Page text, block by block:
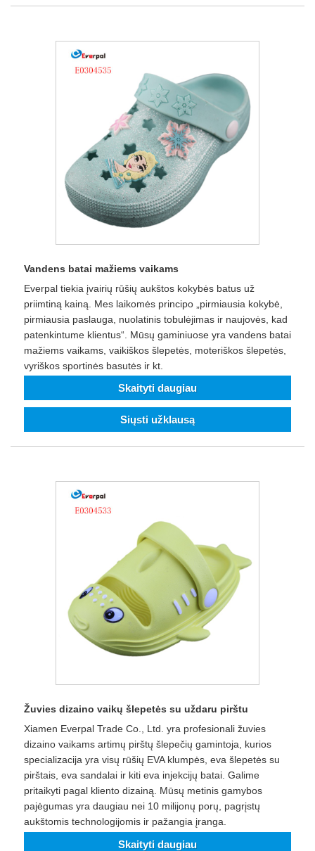
Vandens batai mažiems vaikams
Everpal tiekia įvairių rūšių aukštos kokybės batus už
priimtiną kainą. Mes laikomės principo „pirmiausia kokybė,
pirmiausia paslauga, nuolatinis tobulėjimas ir naujovės, kad
patenkintume klientus“. Mūsų gaminiuose yra vandens batai
mažiems vaikams, vaikiškos šlepetės, moteriškos šlepetės,
vyriškos sportinės basutės ir kt.
Skaityti daugiau
Siųsti užklausą
Žuvies dizaino vaikų šlepetės su uždaru pirštu
Xiamen Everpal Trade Co., Ltd. yra profesionali žuvies
dizaino vaikams artimų pirštų šlepečių gamintoja, kurios
specializacija yra visų rūšių EVA klumpės, eva šlepetės su
pirštais, eva sandalai ir kiti eva injekcijų batai. Galime
pritaikyti pagal kliento dizainą. Mūsų metinis gamybos
pajėgumas yra daugiau nei 10 milijonų porų, pagrįstų
aukštomis technologijomis ir pažangia įranga.
Skaityti daugiau